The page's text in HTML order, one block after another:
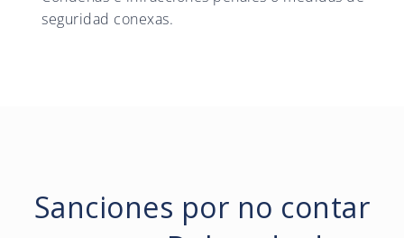
seguridad conexas.
Sanciones por no contar